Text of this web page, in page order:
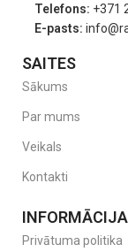
Telefons: +371
E-pasts:
SAITES
Sākums
Par mums
Veikals
Kontakti
INFORMĀCIJA
Privātuma politika